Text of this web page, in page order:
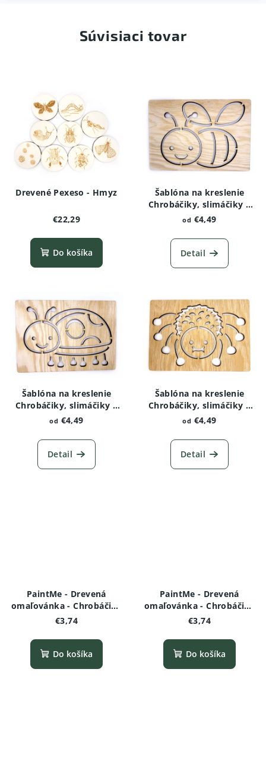
Súvisiaci tovar
Drevené Pexeso - Hmyz
€22,29
Do košíka
Šablóna na kreslenie
Chrobáčiky, slimáčiky a
červíky - Čmeľ
od €4,49
Detail
Šablóna na kreslenie
Chrobáčiky, slimáčiky a
červíky - Lienka
od €4,49
Detail
Šablóna na kreslenie
Chrobáčiky, slimáčiky a
červíky - Pavúk
od €4,49
Detail
PaintMe - Drevená
omaľovánka - Chrobáčiky
a pavúčiky - Škorpión
€3,74
Do košíka
PaintMe - Drevená
omaľovánka - Chrobáčiky
a pavúčiky - Nosorožtek
€3,74
Do košíka